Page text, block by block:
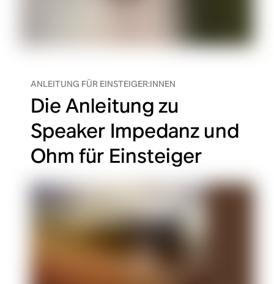
ANLEITUNG FÜR EINSTEIGER:INNEN
Die Anleitung zu
Speaker Impedanz und
Ohm für Einsteiger